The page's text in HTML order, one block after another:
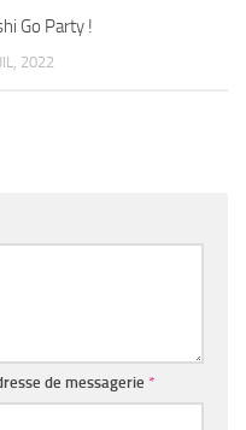
Go Party !
2022
de messagerie *